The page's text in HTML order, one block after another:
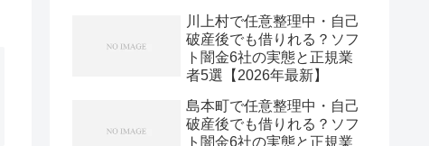
川上村で任意整理中・自己
破産後でも借りれる？ソフ
ト闇金6社の実態と正規業
者5選【2026年最新】
島本町で任意整理中・自己
破産後でも借りれる？ソフ
ト闇金6社の実態と正規業